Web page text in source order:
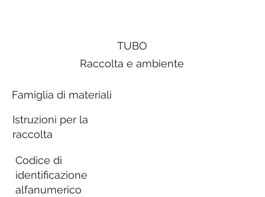
TUBO
Raccolta e ambiente
Famiglia di materiali
Istruzioni per la
raccolta
Codice di
identificazione
alfanumerico